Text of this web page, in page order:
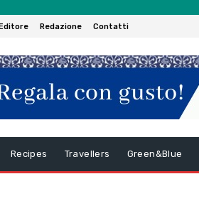
Redazione Contatti
Recipes Travellers Green&Blue